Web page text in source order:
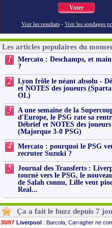
Voter
Voir les resultats - Voir les sondages
Les articles populaires du
1
Mercato : Deschamps, et
?
2
Lyon frôle le néant absolu -
et NOTES des joueurs
OL)
3
A une semaine de la
d'Europe, le PSG rate sa
Débrief et NOTES des joueurs
(Majorque 3-0 PSG)
4
Mercato : pourquoi le PSG
recruter Suzuki ?
5
Journal des Transferts :
tourné vers le PSG, le
de Salah connu, Lille veut
Real...
Ça a fait le buzz depuis 7
30/07 Liverpool : Barcola, Carragher ne